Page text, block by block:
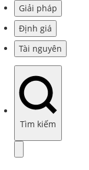
Giải pháp
Định giá
Tài nguyên
Tìm kiếm